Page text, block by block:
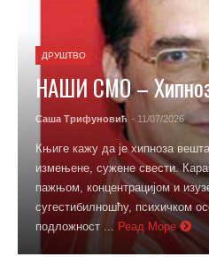
КОЛУМНА
НАШИ СМО –
Лозничке новости - 04/07/2026
Лето у које смо тек
ваздуха, већ и у друштвеном
догурали до истине коју су ...